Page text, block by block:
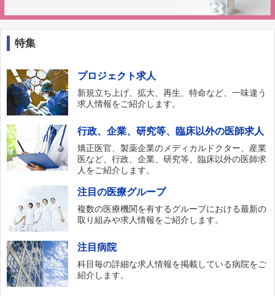
特集
プロジェクト求人
新規立ち上げ、拡大、再生、特命など、一味違う
求人情報をご紹介します。
行政、企業、研究等、臨床以外の医師求人
矯正医官、製薬企業のメディカルドクター、産業
医など、行政、企業、研究等、臨床以外の医師求
人をご紹介します。
注目の医療グループ
複数の医療機関を有するグループにおける最新の
取り組みや求人情報をご紹介します。
注目病院
科目毎の詳細な求人情報を掲載している病院をご
紹介します。